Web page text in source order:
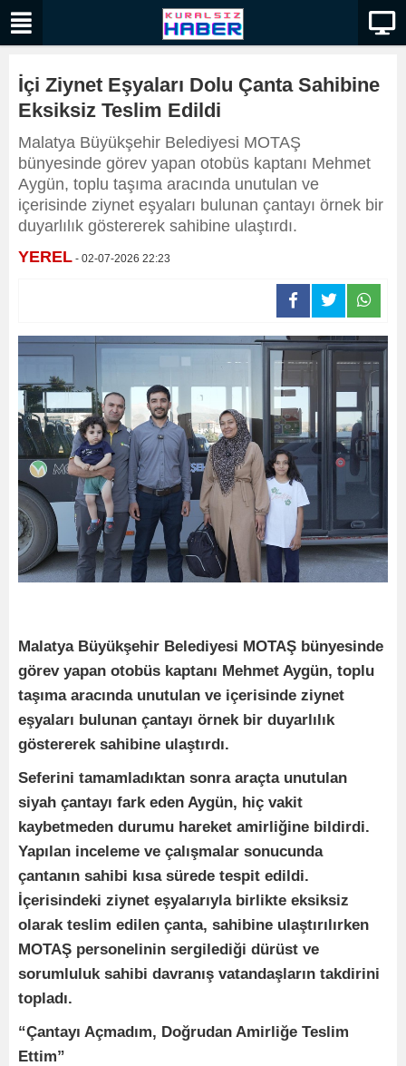
İçi Ziynet Eşyaları Dolu Çanta Sahibine
Eksiksiz Teslim Edildi
Malatya Büyükşehir Belediyesi MOTAŞ
bünyesinde görev yapan otobüs kaptanı Mehmet
Aygün, toplu taşıma aracında unutulan ve
içerisinde ziynet eşyaları bulunan çantayı örnek bir
duyarlılık göstererek sahibine ulaştırdı.
YEREL - 02-07-2026 22:23
Malatya Büyükşehir Belediyesi MOTAŞ bünyesinde
görev yapan otobüs kaptanı Mehmet Aygün, toplu
taşıma aracında unutulan ve içerisinde ziynet
eşyaları bulunan çantayı örnek bir duyarlılık
göstererek sahibine ulaştırdı.
Seferini tamamladıktan sonra araçta unutulan
siyah çantayı fark eden Aygün, hiç vakit
kaybetmeden durumu hareket amirliğine bildirdi.
Yapılan inceleme ve çalışmalar sonucunda
çantanın sahibi kısa sürede tespit edildi.
İçerisindeki ziynet eşyalarıyla birlikte eksiksiz
olarak teslim edilen çanta, sahibine ulaştırılırken
MOTAŞ personelinin sergilediği dürüst ve
sorumluluk sahibi davranış vatandaşların takdirini
topladı.
“Çantayı Açmadım, Doğrudan Amirliğe Teslim
Ettim”